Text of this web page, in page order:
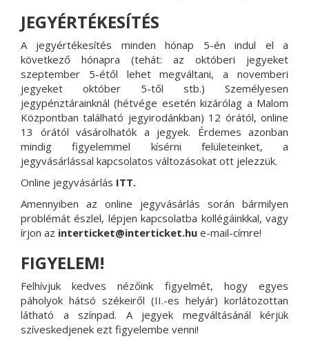
JEGYÉRTÉKESÍTÉS
A jegyértékesítés minden hónap 5-én indul el a
következő hónapra (tehát: az októberi jegyeket
szeptember 5-étől lehet megváltani, a novemberi
jegyeket október 5-től stb.) Személyesen
jegypénztárainknál (hétvége esetén kizárólag a Malom
Központban található jegyirodánkban) 12 órától, online
13 órától vásárolhatók a jegyek. Érdemes azonban
mindig figyelemmel kísérni felületeinket, a
jegyvásárlással kapcsolatos változásokat ott jelezzük.
Online jegyvásárlás ITT.
Amennyiben az online jegyvásárlás során bármilyen
problémát észlel, lépjen kapcsolatba kollégáinkkal, vagy
írjon az interticket@interticket.hu e-mail-címre!
FIGYELEM!
Felhívjuk kedves nézőink figyelmét, hogy egyes
páholyok hátsó székeiről (II.-es helyár) korlátozottan
látható a színpad. A jegyek megváltásánál kérjük
szíveskedjenek ezt figyelembe venni!